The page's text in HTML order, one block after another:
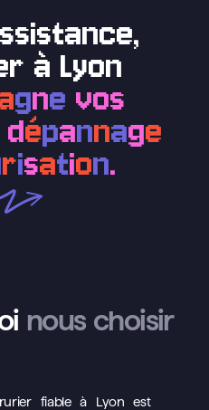
à Lyon
gne vos
dépannage
risation.
nous choisir
fiable à Lyon est